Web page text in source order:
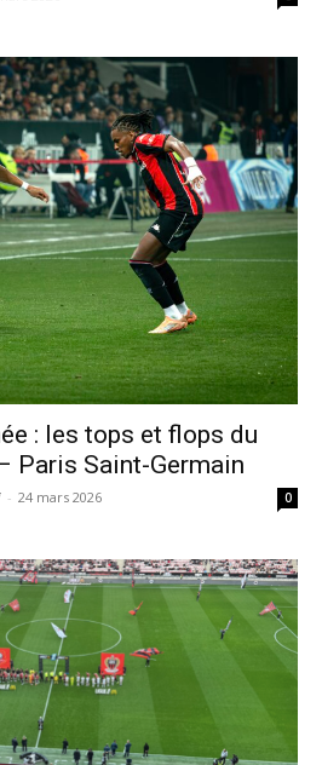
: les tops et flops du
Paris Saint-Germain
- 24 mars 2026 0